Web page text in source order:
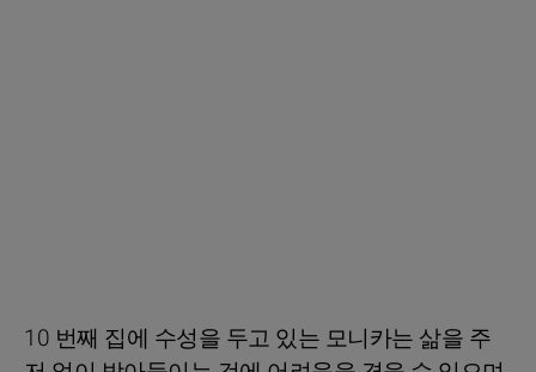
10 번째 집에 수성을 두고 있는 모니카는 삶을 주